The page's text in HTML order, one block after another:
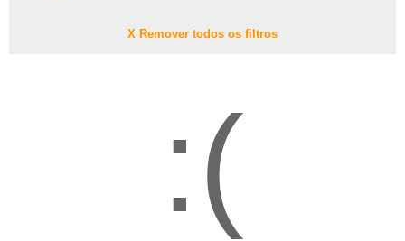
X Remover todos os filtros
:(